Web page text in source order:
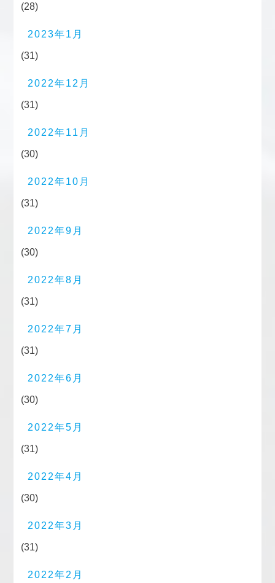
(28)
2023年1月
(31)
2022年12月
(31)
2022年11月
(30)
2022年10月
(31)
2022年9月
(30)
2022年8月
(31)
2022年7月
(31)
2022年6月
(30)
2022年5月
(31)
2022年4月
(30)
2022年3月
(31)
2022年2月